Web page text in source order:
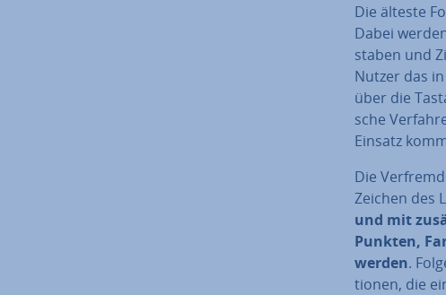
Die älteste
Dabei
sta­ben und
Nutzer das
über die
sche
Einsatz
Die
Zeichen des
und mit
Punkten,
werden.
tio­nen, die